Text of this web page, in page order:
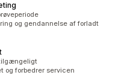
og gendannelse af forladt
og forbedrer servicen